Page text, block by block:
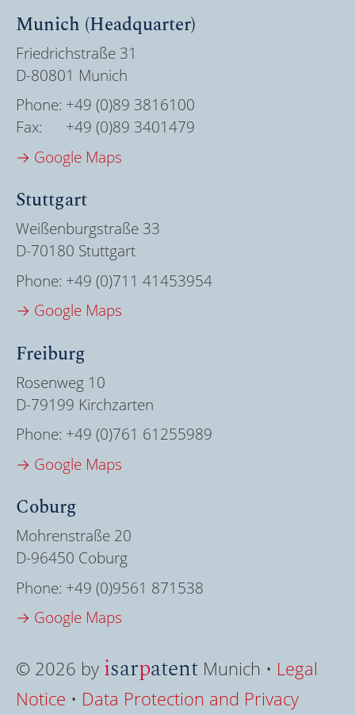
Munich (Headquarter)
Friedrichstraße 31
D-80801 Munich
Phone: +49 (0)89 3816100
Fax:
+49 (0)89 3401479
→ Google Maps
Stuttgart
Weißenburgstraße 33
D-70180 Stuttgart
Phone: +49 (0)711 41453954
→ Google Maps
Freiburg
Rosenweg 10
D-79199 Kirchzarten
Phone: +49 (0)761 61255989
→ Google Maps
Coburg
Mohrenstraße 20
D-96450 Coburg
Phone: +49 (0)9561 871538
→ Google Maps
© 2026 by isarpatent Munich • Legal
Notice • Data Protection and Privacy